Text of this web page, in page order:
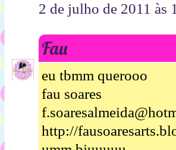
2 de julho de 2011 às
Fau
eu tbmm querooo
fau soares
http://